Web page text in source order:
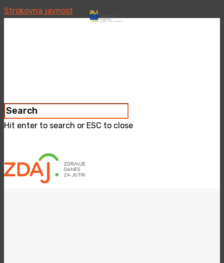
Strokovna javnost
Hit enter to search or ESC to close